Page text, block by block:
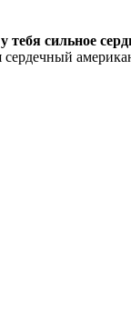
у тебя сильное